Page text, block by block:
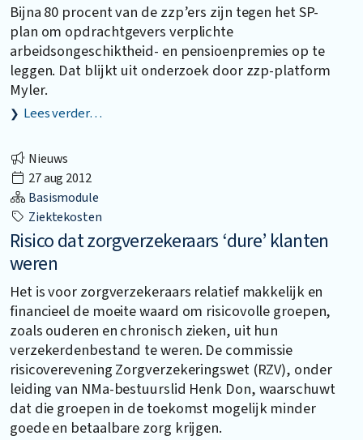
Bijna 80 procent van de zzp’ers zijn tegen het SP-
plan om opdrachtgevers verplichte
arbeidsongeschiktheid- en pensioenpremies op te
leggen. Dat blijkt uit onderzoek door zzp-platform
Myler.
Lees verder…
Nieuws
27 aug 2012
Basismodule
Ziektekosten
Risico dat zorgverzekeraars ‘dure’ klanten
weren
Het is voor zorgverzekeraars relatief makkelijk en
financieel de moeite waard om risicovolle groepen,
zoals ouderen en chronisch zieken, uit hun
verzekerdenbestand te weren. De commissie
risicoverevening Zorgverzekeringswet (RZV), onder
leiding van NMa-bestuurslid Henk Don, waarschuwt
dat die groepen in de toekomst mogelijk minder
goede en betaalbare zorg krijgen.